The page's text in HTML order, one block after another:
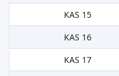
KAS 15
KAS 16
KAS 17